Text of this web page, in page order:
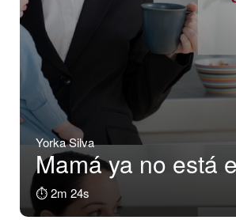
Yorka Silva
Mamá ya no está
⏱️ 2m 24s